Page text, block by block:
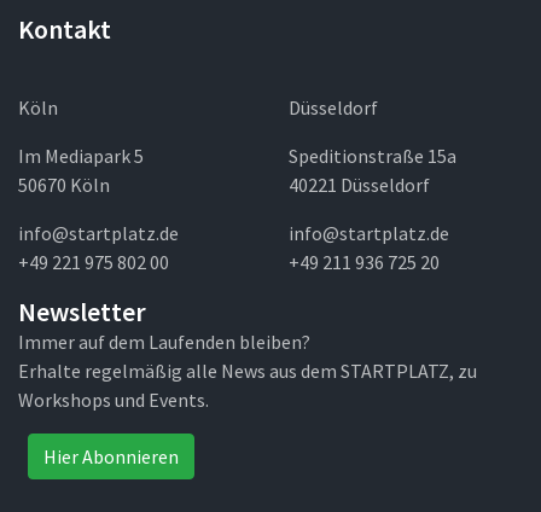
Kontakt
Köln
Im Mediapark 5
50670 Köln
info@startplatz.de
+49 221 975 802 00
Düsseldorf
Speditionstraße 15a
40221 Düsseldorf
info@startplatz.de
+49 211 936 725 20
Newsletter
Immer auf dem Laufenden bleiben?
Erhalte regelmäßig alle News aus dem STARTPLATZ, zu
Workshops und Events.
Hier Abonnieren